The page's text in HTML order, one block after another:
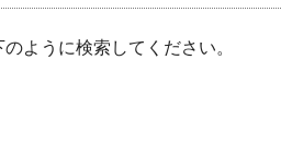
ように検索してください。